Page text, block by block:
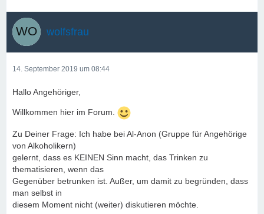
wolfsfrau
14. September 2019 um 08:44
Hallo Angehöriger,
Willkommen hier im Forum.
Zu Deiner Frage: Ich habe bei Al-Anon (Gruppe für Angehörige
von Alkoholikern)
gelernt, dass es KEINEN Sinn macht, das Trinken zu
thematisieren, wenn das
Gegenüber betrunken ist. Außer, um damit zu begründen, dass
man selbst in
diesem Moment nicht (weiter) diskutieren möchte.